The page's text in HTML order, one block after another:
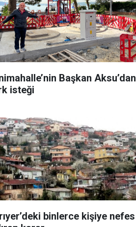
Başkan Aksu’dan
isteği
binlerce kişiye nefes